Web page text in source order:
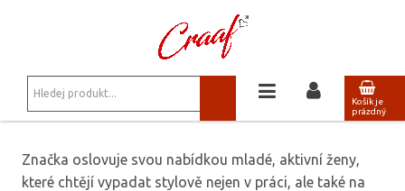
Košík je
prázdný
EZURI
Značka oslovuje svou nabídkou mladé, aktivní ženy,
které chtějí vypadat stylově nejen v práci, ale také na